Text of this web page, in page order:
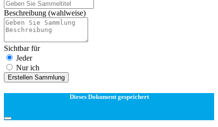
Beschreibung (wahlweise)
Sichtbar für
Jeder
Nur ich
Erstellen Sammlung
Dieses Dokument gespeichert